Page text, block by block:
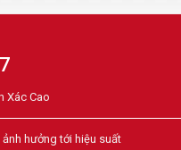
Xác Cao
hưởng tới hiệu suất